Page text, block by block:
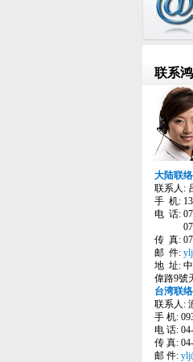
联系
大陆联
联系人:
手 机:
电 话:
传 真:
邮 件:
地 址:
偉路9號
台湾联
联系人:
手 机:
电 话:
传 真:
邮 件: